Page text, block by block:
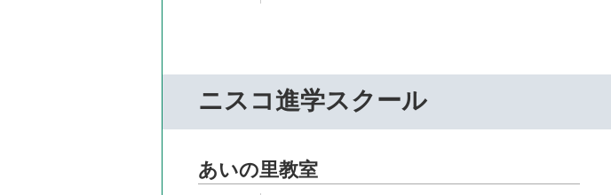
ニスコ進学スクール
あいの里教室